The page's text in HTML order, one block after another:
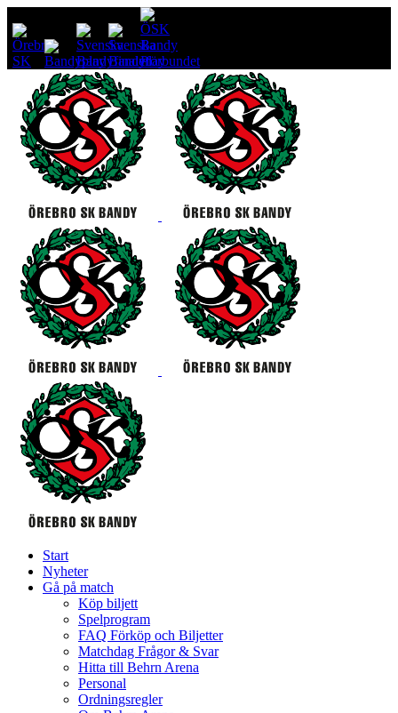
Start
Nyheter
Gå på match
Köp biljett
Spelprogram
FAQ Förköp och Biljetter
Matchdag Frågor & Svar
Hitta till Behrn Arena
Personal
Ordningsregler